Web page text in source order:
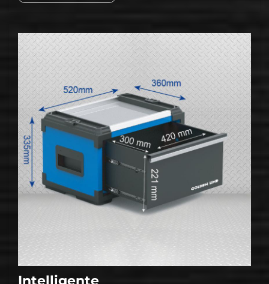
Werkzeugwagen können den
der Auswahl eines rollbaren
Werkzeugwagens gibt es viele Aspekte zu
berücksichtigen. Zunächst ...
Intelligente